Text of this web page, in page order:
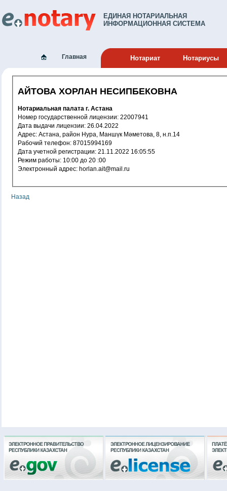
ЕДИНАЯ НОТАРИАЛЬНАЯ
ИНФОРМАЦИОННАЯ СИСТЕМА
Главная Нотариат Нотариусы
АЙТОВА ХОРЛАН НЕСИПБЕКОВНА
Нотариальная палата г. Астана
Номер государственной лицензии: 22007941
Дата выдачи лицензии: 26.04.2022
Адрес: Астана, район Нура, Маншүк Мәметова, 8, н.п.14
Рабочий телефон: 87015994169
Дата учетной регистрации: 21.11.2022 16:05:55
Режим работы: 10:00 до 20 :00
Электронный адрес: horlan.ait@mail.ru
Назад